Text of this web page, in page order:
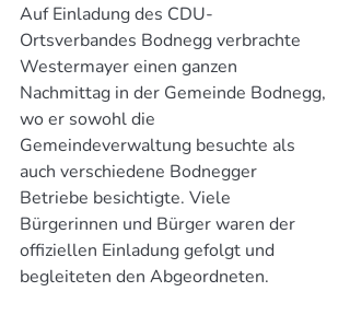
Auf Einladung des CDU-
Ortsverbandes Bodnegg verbrachte
Westermayer einen ganzen
Nachmittag in der Gemeinde Bodnegg,
wo er sowohl die
Gemeindeverwaltung besuchte als
auch verschiedene Bodnegger
Betriebe besichtigte. Viele
Bürgerinnen und Bürger waren der
offiziellen Einladung gefolgt und
begleiteten den Abgeordneten.